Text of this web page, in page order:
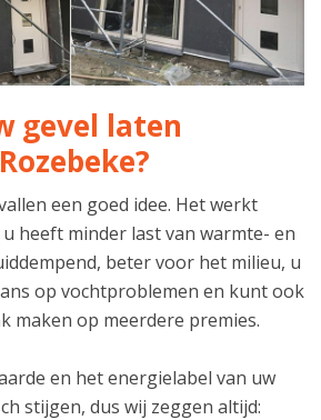
gevel laten
een goed idee. Het werkt
heeft minder last van warmte- en
beter voor het milieu, u
op vochtproblemen en kunt ook
maken op meerdere premies.
en het energielabel van uw
stijgen, dus wij zeggen altijd: